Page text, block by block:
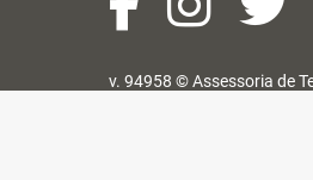
v. 94958 ©Assessoria de